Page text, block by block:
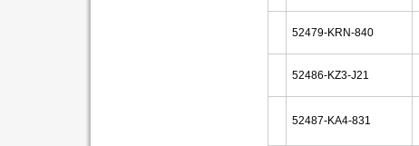
52479-KRN-840
52486-KZ3-J21
52487-KA4-831